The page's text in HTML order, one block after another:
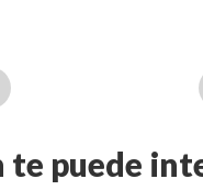
te puede